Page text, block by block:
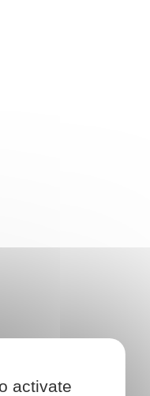
activate